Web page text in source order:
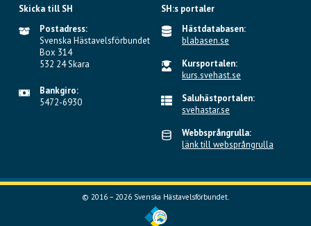
Skicka till SH
Postadress:
Svenska Hästavelsförbundet
Box 314
532 24 Skara
Bankgiro:
5472-6930
SH:s portaler
Hästdatabasen:
blabasen.se
Kursportalen:
kurs.svehast.se
Saluhästportalen:
svehastar.se
Webbsprångrulla:
länk till websprångrulla
© 2016 – 2026 Svenska Hästavelsförbundet.